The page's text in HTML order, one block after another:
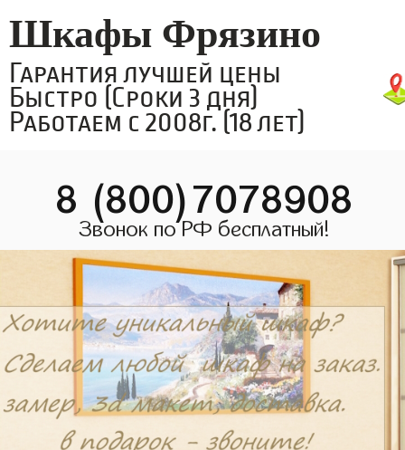
Шкафы Фрязино
Гарантия лучшей цены
Быстро (Сроки 3 дня)
Работаем с 2008г. (18 лет)
8 (800)7078908
Звонок по РФ бесплатный!